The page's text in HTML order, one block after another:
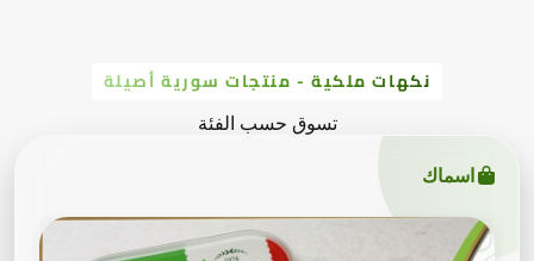
نكهات ملكية - منتجات سورية أصيلة
تسوق حسب الفئة
اسماك